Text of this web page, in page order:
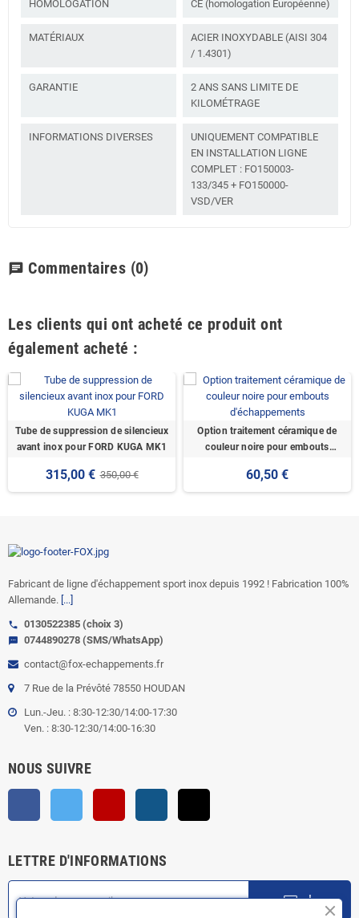
HOMOLOGATION CE (homologation Européenne)
MATÉRIAUX
ACIER INOXYDABLE (AISI 304
/ 1.4301)
GARANTIE
2 ANS SANS LIMITE DE
KILOMÉTRAGE
INFORMATIONS DIVERSES
UNIQUEMENT COMPATIBLE
EN INSTALLATION LIGNE
COMPLET : FO150003-
133/345 + FO150000-
VSD/VER
chat Commentaires (0)
Les clients qui ont acheté ce produit ont
également acheté :
Tube de suppression de silencieux
avant inox pour FORD KUGA MK1
315,00 € 350,00 €
Option traitement céramique de
couleur noire pour embouts
60,50 €
Fabricant de ligne d'échappement sport inox depuis 1992 ! Fabrication 100%
Allemande. [...]
call 0130522385 (choix 3)
sms
0744890278 (SMS/WhatsApp)
contact@fox-echappements.fr
7 Rue de la Prévôté 78550 HOUDAN
Lun.-Jeu. : 8:30-12:30/14:00-17:30
Ven. : 8:30-12:30/14:00-16:30
NOUS SUIVRE
LETTRE D'INFORMATIONS
ok